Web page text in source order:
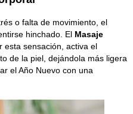
o falta de movimiento, el
hinchado. El Masaje
esta sensación, activa el
de la piel, dejándola más ligera
el Año Nuevo con una